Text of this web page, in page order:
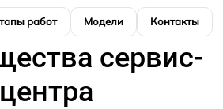
работ Модели Контакты
сервис-
центра